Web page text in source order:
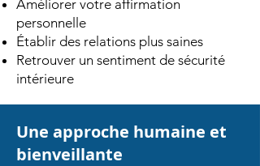
Améliorer votre affirmation
personnelle
Établir des relations plus saines
Retrouver un sentiment de sécurité
intérieure
Une approche humaine et
bienveillante